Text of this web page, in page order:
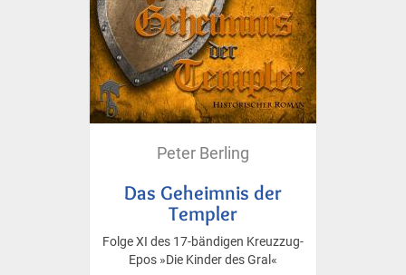
Peter Berling
Das Geheimnis der
Templer
Folge XI des 17-bändigen Kreuzzug-
Epos »Die Kinder des Gral«